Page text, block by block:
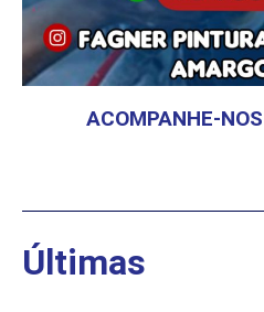
ACOMPANHE-
Últimas